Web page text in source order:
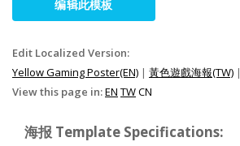
编辑此模板
Edit Localized Version:
Yellow Gaming Poster(EN) | 黃色遊戲海報(TW) |
View this page in:EN TWCN
海报 Template Specifications: